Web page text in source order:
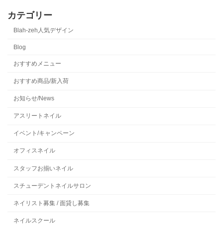
の
送
り
カテゴリー
Blah-zeh人気デザイン
Blog
おすすめメニュー
おすすめ商品/新入荷
お知らせ/News
アスリートネイル
イベント/キャンペーン
オフィスネイル
スタッフお揃いネイル
スチューデントネイルサロン
ネイリスト募集 / 面貸し募集
ネイルスクール